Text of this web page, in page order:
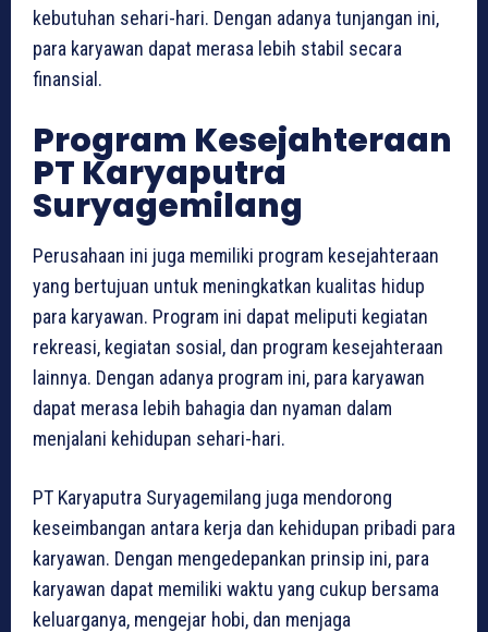
kebutuhan sehari-hari. Dengan adanya tunjangan ini,
para karyawan dapat merasa lebih stabil secara
finansial.
Program Kesejahteraan
PT Karyaputra
Suryagemilang
Perusahaan ini juga memiliki program kesejahteraan
yang bertujuan untuk meningkatkan kualitas hidup
para karyawan. Program ini dapat meliputi kegiatan
rekreasi, kegiatan sosial, dan program kesejahteraan
lainnya. Dengan adanya program ini, para karyawan
dapat merasa lebih bahagia dan nyaman dalam
menjalani kehidupan sehari-hari.
PT Karyaputra Suryagemilang juga mendorong
keseimbangan antara kerja dan kehidupan pribadi para
karyawan. Dengan mengedepankan prinsip ini, para
karyawan dapat memiliki waktu yang cukup bersama
keluarganya, mengejar hobi, dan menjaga